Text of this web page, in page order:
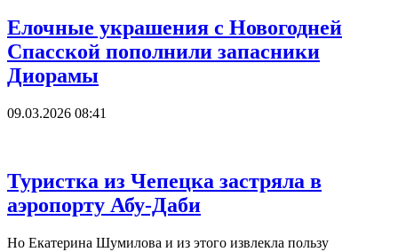
Елочные украшения с Новогодней
Спасской пополнили запасники
Диорамы
09.03.2026 08:41
Туристка из Чепецка застряла в
аэропорту Абу-Даби
Но Екатерина Шумилова и из этого извлекла пользу